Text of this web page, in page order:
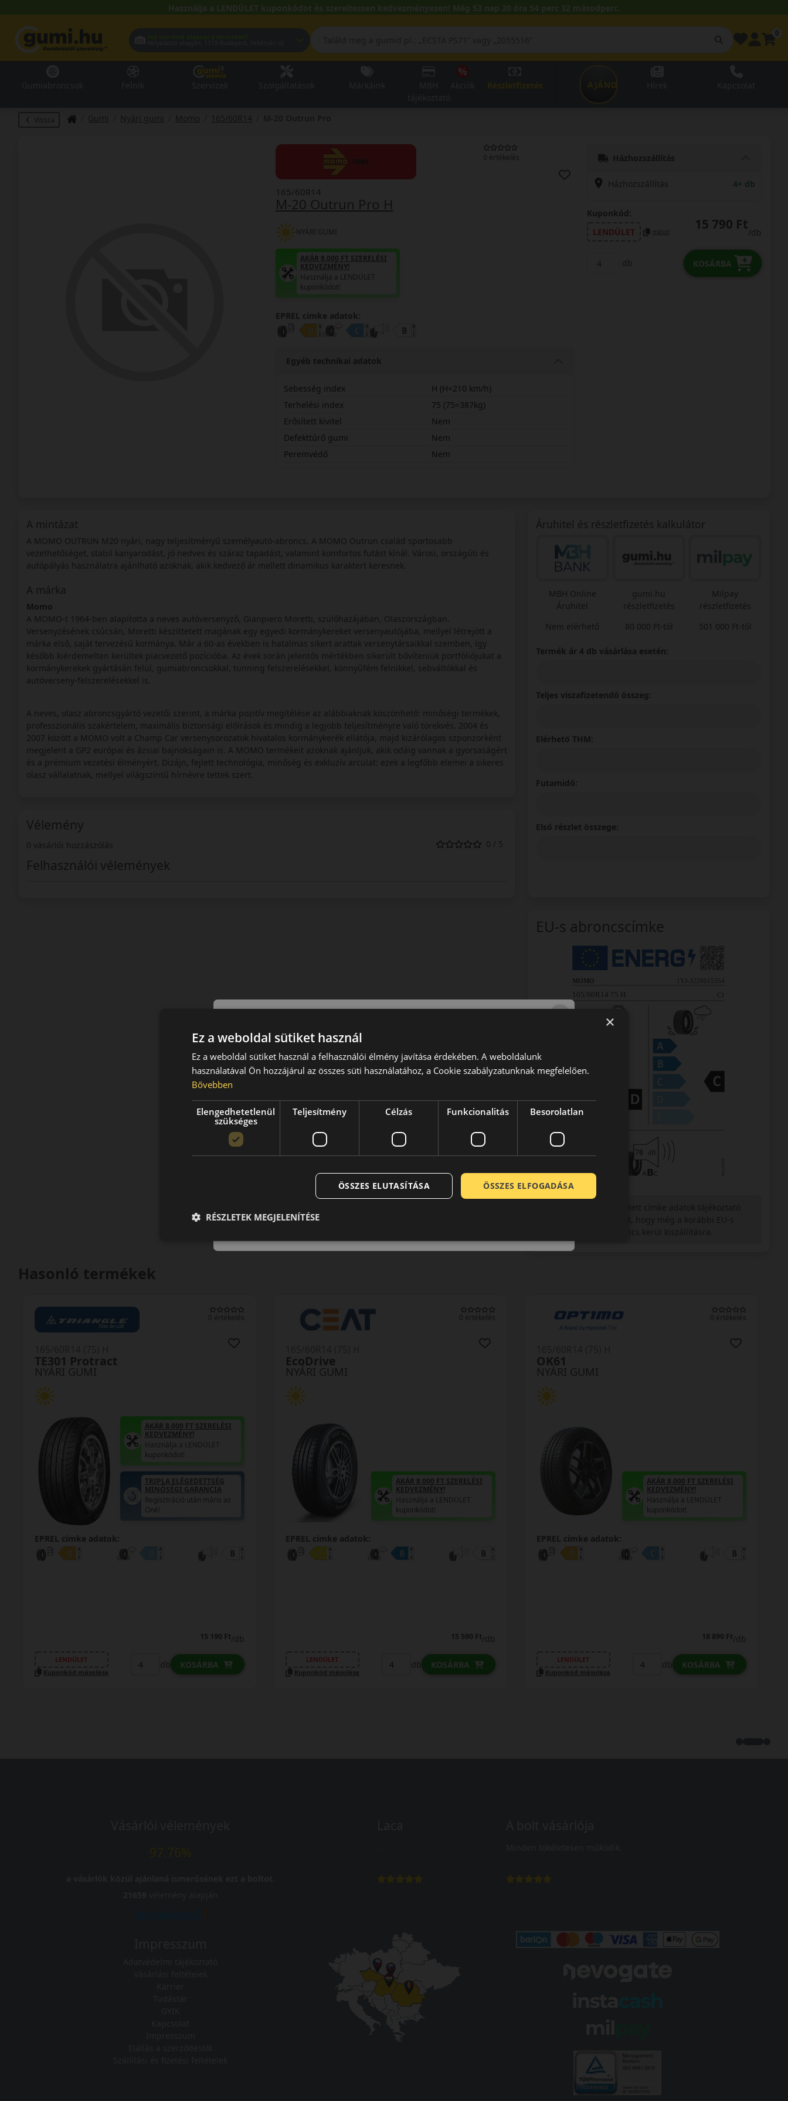
Használja a LENDÜLET kuponkódot és szereltessen kedvezményesen! Még 53 nap 20 óra 54 perc 31 másodperc.
AJÁNDÉKUTALVÁNY
Vissza Gumi Nyári gumi Momo 165/60R14
0 értékelés
M-20 Outrun Pro H
165/60R14
NYÁRI GUMI
AKÁR 8.000 FT SZERELÉSI
KEDVEZMÉNY!
Használja a LENDÜLET
kuponkódot!
EPREL cimke adatok:
Egyéb technikai adatok
Sebesség index
H (H=210 km/h)
Terhelési index
75 (75=387kg)
Erősített kivitel
Nem
Defekttűrő gumi
Nem
Peremvédő
Nem
Házhozszállítás
Házhozszállítás 4+ db
Kuponkód:
LENDÜLET
másol 15 790 Ft
/db
db KOSÁRBA
A mintázat
A MOMO OUTRUN M20 nyári, nagy teljesítményű személyautó-abroncs. A MOMO Outrun család sportosabb
vezethetőséget, stabil kanyarodást, jó nedves és száraz tapadást, valamint komfortos futást kínál. Városi, országúti és
autópályás használatra ajánlható azoknak, akik kedvező ár mellett dinamikus karaktert keresnek.
A márka
Momo
A MOMO-t 1964-ben alapította a neves autóversenyző, Gianpiero Moretti, szülőhazájában, Olaszországban.
Versenyzésének csúcsán, Moretti készíttetett magának egy egyedi kormánykereket versenyautójába, mellyel létrejött a
márka első, saját tervezésű kormánya. Már a 60-as években is hatalmas sikert arattak versenytársaikkal szemben, így
később kiérdemelten kerültek piacvezető pozícióba. Az évek során jelentős mértékben sikerült bővíteniük portfóliójukat a
kormánykerekek gyártásán felül, gumiabroncsokkal, tunning felszerelésekkel, könnyűfém felnikkel, sebváltókkal és
autóverseny-felszerelésekkel is.
A neves, olasz abroncsgyártó vezetői szerint, a márka pozitív megítélése az alábbiaknak köszönhető: minőségi termékek,
professzionális szakértelem, maximális biztonsági előírások és mindig a legjobb teljesítményre való törekvés. 2004 és
2007 között a MOMO volt a Champ Car versenysorozatok hivatalos kormánykerék ellátója, majd kizárólagos szponzorként
megjelent a GP2 európai és ázsiai bajnokságain is. A MOMO termékeit azoknak ajánljuk, akik odáig vannak a gyorsaságért
és a prémium vezetési élményért. Dizájn, fejlett technológia, minőség és exkluzív arculat: ezek a legfőbb elemei a sikeres
olasz vállalatnak, mellyel világszintű hírnévre tettek szert.
Vélemény
0 vásárlói hozzászólás 0 / 5
Felhasználói vélemények
Áruhitel és részletfizetés kalkulátor
MBH Online
Áruhitel
Nem elérhető
gumi.hu
részletfizetés
80 000 Ft-tól
Milpay
részletfizetés
501 000 Ft-tól
Termék ár 4 db vásárlása esetén:
Teljes viszafizetendő összeg:
Elérhető THM:
Futamidő:
Első részlet összege:
EU-s abroncscímke
Hasonló termékek
0 értékelés
NYÁRI GUMI
TE301 Protract
AKÁR 8.000 FT SZERELÉSI
KEDVEZMÉNY!
Használja a LENDÜLET
kuponkódot!
TRIPLA ELÉGEDETTSÉG
MINŐSÉGI GARANCIA
Regisztráció után máris az
Öné!
EPREL cimke adatok:
15 190 Ft/db
LENDÜLET
Kuponkód másolása
db KOSÁRBA
0 értékelés
NYÁRI GUMI
EcoDrive
AKÁR 8.000 FT SZERELÉSI
KEDVEZMÉNY!
Használja a LENDÜLET
kuponkódot!
EPREL cimke adatok:
15 590 Ft/db
LENDÜLET
Kuponkód másolása
db KOSÁRBA
0 értékelés
NYÁRI GUMI
OK61
AKÁR 8.000 FT SZERELÉSI
KEDVEZMÉNY!
Használja a LENDÜLET
kuponkódot!
EPREL cimke adatok:
18 890 Ft/db
LENDÜLET
Kuponkód másolása
db KOSÁRBA
×
Ez a weboldal sütiket használ
Ez a weboldal sütiket használ a felhasználói élmény javítása érdekében. A weboldalunk
használatával Ön hozzájárul az összes süti használatához, a Cookie szabályzatunknak megfelelően.
Bővebben
Elengedhetetlenül
szükséges
Teljesítmény Célzás Funkcionalitás Besorolatlan
ÖSSZES ELFOGADÁSA
ÖSSZES ELUTASÍTÁSA
RÉSZLETEK MEGJELENÍTÉSE